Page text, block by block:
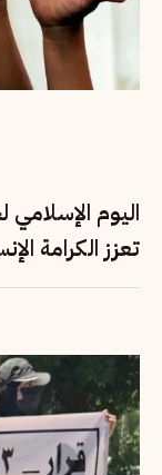
اليوم
تعزز الكرامة